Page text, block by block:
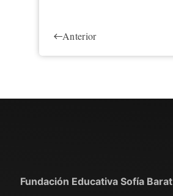
Anterior
Fundación Educativa Sofía Barat